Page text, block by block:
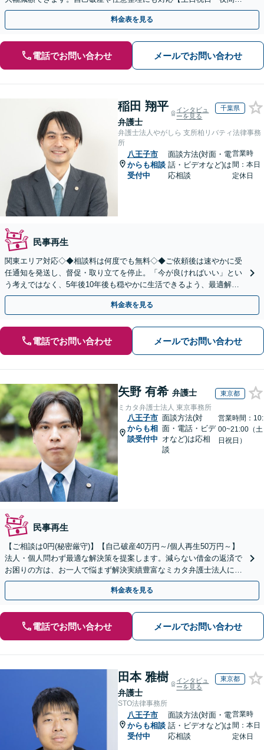
相談受付】【費用の分割払い可】初回相談料は0円
料金表を見る
電話でお問い合わせ メールでお問い合わせ
稲田 翔平
弁護士
インタビュ
ーを見る
千葉県
弁護士法人やがしら 支所柏リバティ法律事務
所
八王子市
からも相談
受付中
面談方法(対面・電
話・ビデオなど)は
応相談
営業時
間：本日
定休日
民事再生
関東エリア対応◇◆相談料は何度でも無料◇◆ご依頼後は速やかに受
任通知を発送し、督促・取り立てを停止。「今が良ければいい」とい
う考えではなく、5年後10年後も穏やかに生活できるよう、最適解を
ご提案。借金問題は一人で抱え込まずご相談ください。
料金表を見る
電話でお問い合わせ メールでお問い合わせ
矢野 有希 弁護士 東京都
ミカタ弁護士法人 東京事務所
八王子市
からも相
談受付中
面談方法(対
面・電話・ビデ
オなど)は応相
談
営業時間：10:
00~21:00（土
日祝日）
民事再生
【ご相談は0円(秘密厳守)】【自己破産40万円～/個人再生50万円～】
法人・個人問わず最適な解決策を提案します。減らない借金の返済で
お困りの方は、お一人で悩まず解決実績豊富なミカタ弁護士法人にご
相談ください。
料金表を見る
電話でお問い合わせ メールでお問い合わせ
田本 雅樹
弁護士
インタビュ
ーを見る
東京都
STO法律事務所
八王子市
からも相談
受付中
面談方法(対面・電
話・ビデオなど)は
応相談
営業時
間：本日
定休日